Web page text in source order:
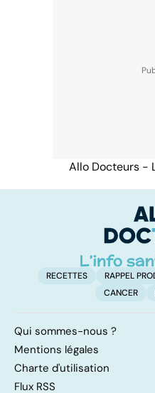
Allo Docteurs -
RECETTES RAPPEL
CANCER
Qui sommes-nous ?
Mentions légales
Charte d'utilisation
Flux RSS